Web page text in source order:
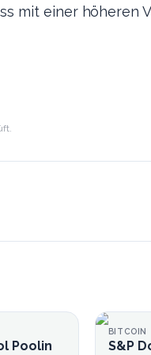
mit einer höheren
Poolin
BITCOIN
S&P